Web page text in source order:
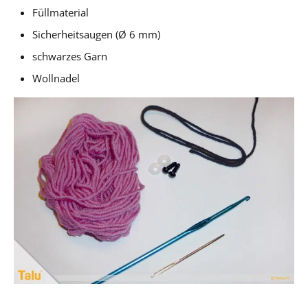
Füllmaterial
Sicherheitsaugen (Ø 6 mm)
schwarzes Garn
Wollnadel